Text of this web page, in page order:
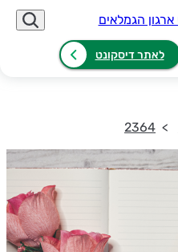
לאתר דיסקונט
2364